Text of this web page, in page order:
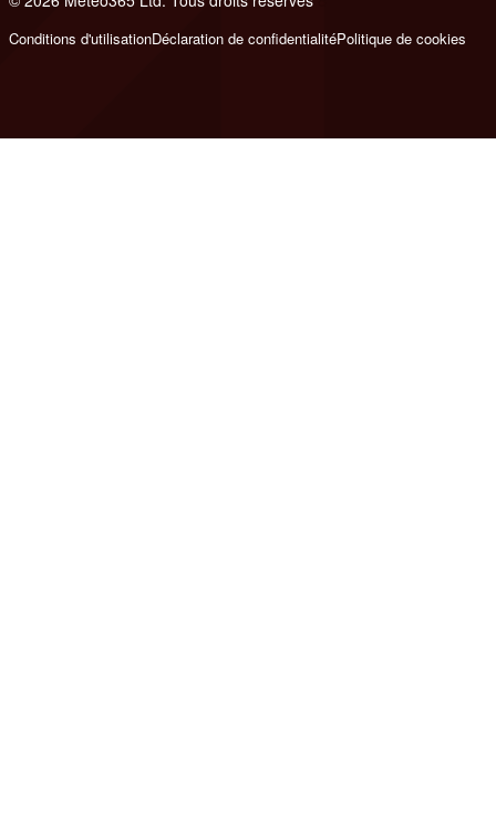
Conditions d'utilisationDéclaration de confidentialitéPolitique de cookies